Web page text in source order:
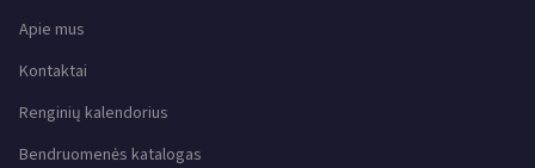
Apie mus
Kontaktai
Renginių kalendorius
Bendruomenės katalogas